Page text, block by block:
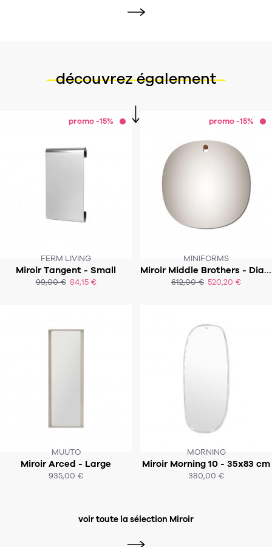
découvrez également
promo -15%
FERM LIVING
Miroir Tangent - Small
99,00 € 84,15 €
CE PRODUIT N'EST PLUS EN STOCK
:-(
ACHAT EXPRESS
promo -15%
MINIFORMS
Miroir Middle Brothers - Diamètre 90cm - SP36
612,00 € 520,20 €
SOUS 4 SEMAINES
ACHAT EXPRESS
MUUTO
Miroir Arced - Large
935,00 €
SOUS 4 SEMAINES
ACHAT EXPRESS
MORNING
Miroir Morning 10 - 35x83 cm
380,00 €
SOUS 4-5 SEMAINES
ACHAT EXPRESS
voir toute la sélection Miroir